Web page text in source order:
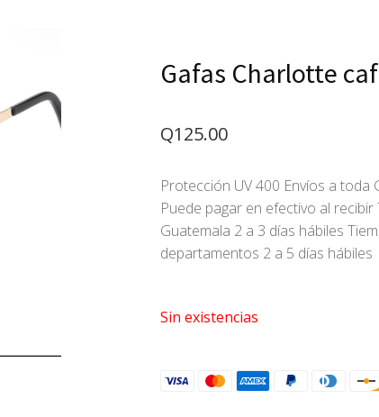
Gafas Charlotte
Q125.00
Protección UV 400 Envíos a toda
Puede pagar en efectivo al
Guatemala 2 a 3 días hábiles
departamentos 2 a 5 días hábiles
Sin existencias